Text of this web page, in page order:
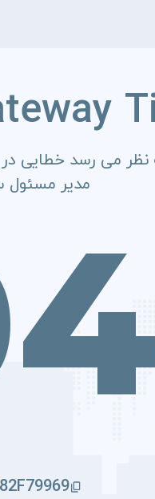
نظر می رسد خطایی
مدیر مسئول